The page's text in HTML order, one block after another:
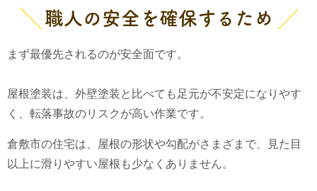
職人の安全を確保するため
まず最優先されるのが安全面です。
屋根塗装は、外壁塗装と比べても足元が不安定になりやす
く、転落事故のリスクが高い作業です。
倉敷市の住宅は、屋根の形状や勾配がさまざまで、見た目
以上に滑りやすい屋根も少なくありません。